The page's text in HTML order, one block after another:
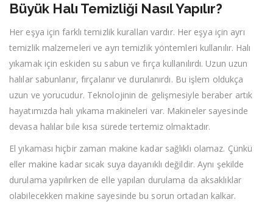
Büyük Halı Temizliği Nasıl Yapılır?
Her eşya için farklı temizlik kuralları vardır. Her eşya için ayrı
temizlik malzemeleri ve ayrı temizlik yöntemleri kullanılır. Halı
yıkamak için eskiden su sabun ve fırça kullanılırdı. Uzun uzun
halılar sabunlanır, fırçalanır ve durulanırdı. Bu işlem oldukça
uzun ve yorucudur. Teknolojinin de gelişmesiyle beraber artık
hayatımızda halı yıkama makineleri var. Makineler sayesinde
devasa halılar bile kısa sürede tertemiz olmaktadır.
El yıkaması hiçbir zaman makine kadar sağlıklı olamaz. Çünkü
eller makine kadar sıcak suya dayanıklı değildir. Aynı şekilde
durulama yapılırken de elle yapılan durulama da aksaklıklar
olabilecekken makine sayesinde bu sorun ortadan kalkar.